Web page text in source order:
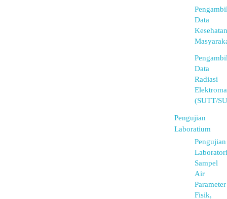
Data
Kesehatan
Data
Radiasi
(SUTT/
Pengujian
Laboratium
Pengujian
Sampel
Air
Parameter
Fisik,